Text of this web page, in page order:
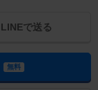
LINEで送る
無料